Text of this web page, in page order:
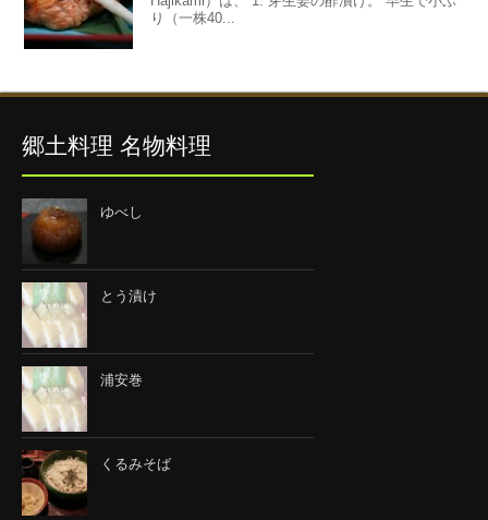
り（一株40...
郷土料理 名物料理
ゆべし
とう漬け
浦安巻
くるみそば